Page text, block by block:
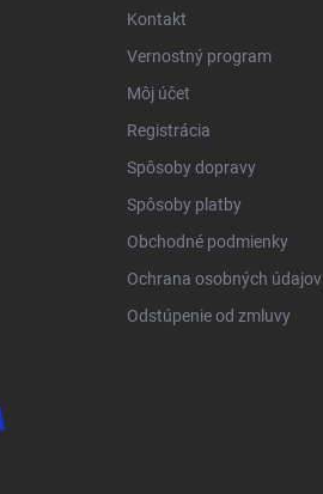
Kontakt
Vernostný program
Môj účet
Registrácia
Spôsoby dopravy
Spôsoby platby
Obchodné podmienky
Ochrana osobných údajov
Odstúpenie od zmluvy